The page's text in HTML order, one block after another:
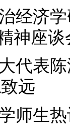
经济
神座谈
代表
远
师生